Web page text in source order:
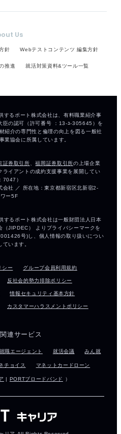
Us
針 Webテストコンテンツ 編集方針
推進 就活対策資料&ツール一覧
シー グループ会員利用規約
反社会的勢力排除ポリシー
情報セキュリティ基本方針
カスタマーハラスメントポリシー